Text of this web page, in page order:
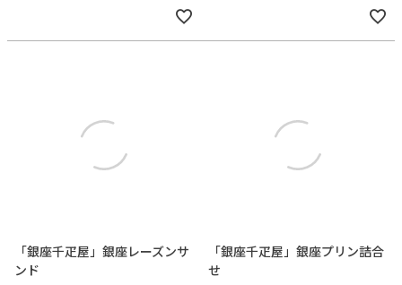
「銀座千疋屋」銀座レーズンサ
ンド
「銀座千疋屋」銀座プリン詰合
せ